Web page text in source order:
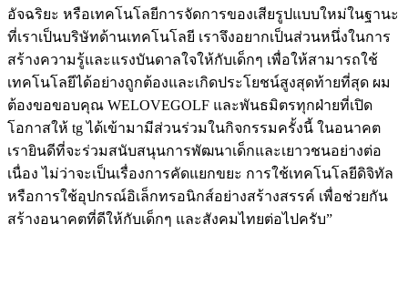
อัจฉริยะ หรือเทคโนโลยีการจัดการของเสียรูปแบบใหม่ในฐานะ
ที่เราเป็นบริษัทด้านเทคโนโลยี เราจึงอยากเป็นส่วนหนึ่งในการ
สร้างความรู้และแรงบันดาลใจให้กับเด็กๆ เพื่อให้สามารถใช้
เทคโนโลยีได้อย่างถูกต้องและเกิดประโยชน์สูงสุดท้ายที่สุด ผม
ต้องขอขอบคุณ WELOVEGOLF และพันธมิตรทุกฝ่ายที่เปิด
โอกาสให้ tg ได้เข้ามามีส่วนร่วมในกิจกรรมครั้งนี้ ในอนาคต
เรายินดีที่จะร่วมสนับสนุนการพัฒนาเด็กและเยาวชนอย่างต่อ
เนื่อง ไม่ว่าจะเป็นเรื่องการคัดแยกขยะ การใช้เทคโนโลยีดิจิทัล
หรือการใช้อุปกรณ์อิเล็กทรอนิกส์อย่างสร้างสรรค์ เพื่อช่วยกัน
สร้างอนาคตที่ดีให้กับเด็กๆ และสังคมไทยต่อไปครับ”